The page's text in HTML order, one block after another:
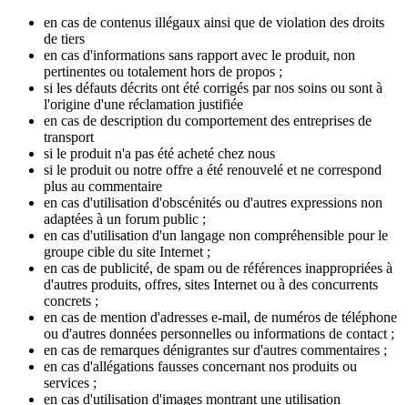
en cas de contenus illégaux ainsi que de violation des droits
de tiers
en cas d'informations sans rapport avec le produit, non
pertinentes ou totalement hors de propos ;
si les défauts décrits ont été corrigés par nos soins ou sont à
l'origine d'une réclamation justifiée
en cas de description du comportement des entreprises de
transport
si le produit n'a pas été acheté chez nous
si le produit ou notre offre a été renouvelé et ne correspond
plus au commentaire
en cas d'utilisation d'obscénités ou d'autres expressions non
adaptées à un forum public ;
en cas d'utilisation d'un langage non compréhensible pour le
groupe cible du site Internet ;
en cas de publicité, de spam ou de références inappropriées à
d'autres produits, offres, sites Internet ou à des concurrents
concrets ;
en cas de mention d'adresses e-mail, de numéros de téléphone
ou d'autres données personnelles ou informations de contact ;
en cas de remarques dénigrantes sur d'autres commentaires ;
en cas d'allégations fausses concernant nos produits ou
services ;
en cas d'utilisation d'images montrant une utilisation